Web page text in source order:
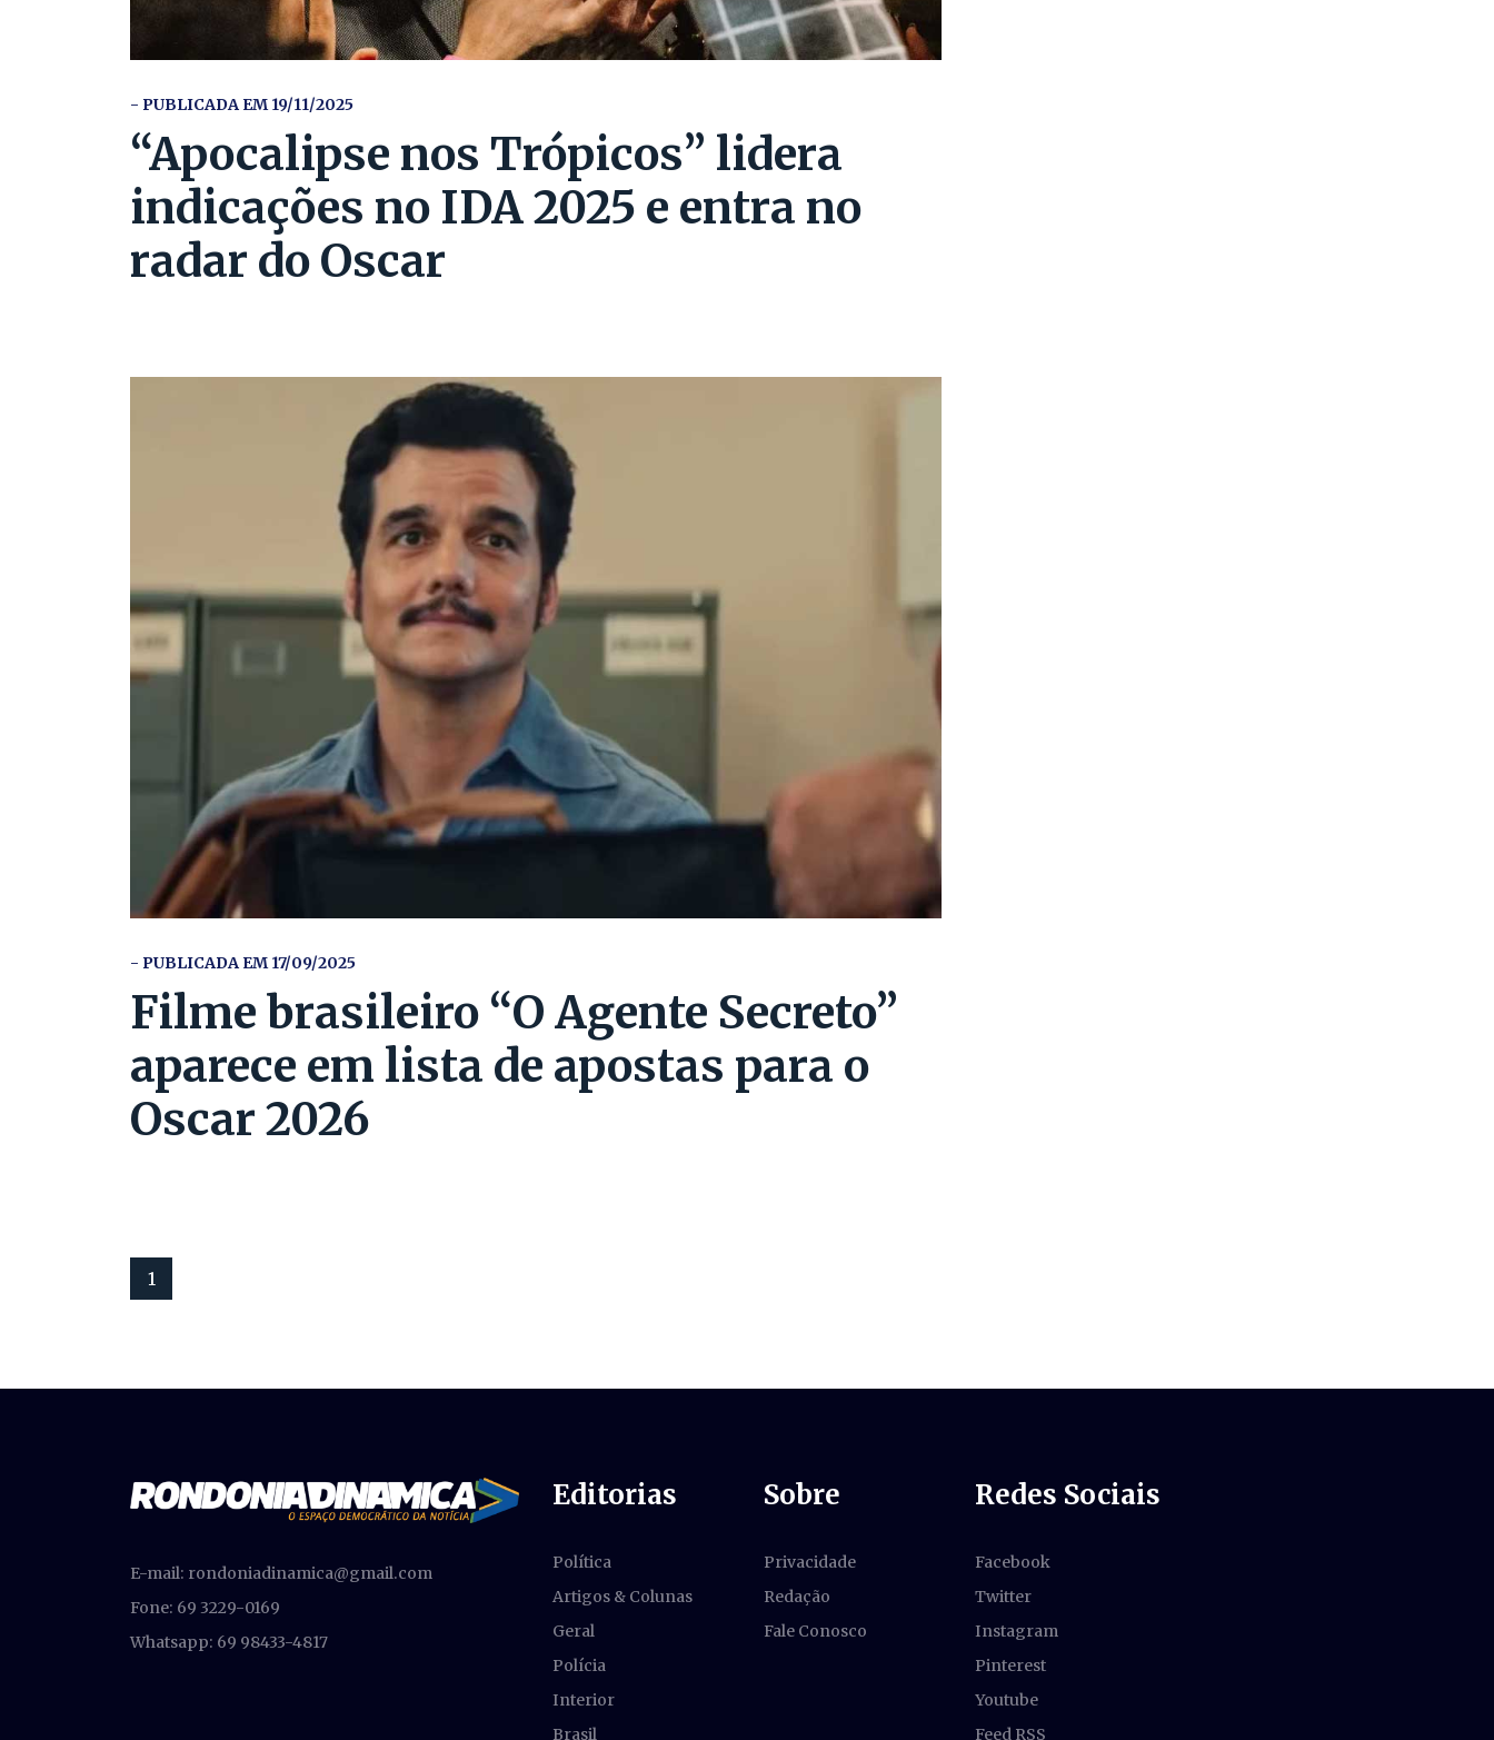
- PUBLICADA EM 19/11/2025
“Apocalipse nos Trópicos” lidera
indicações no IDA 2025 e entra no
radar do Oscar
- PUBLICADA EM 17/09/2025
Filme brasileiro “O Agente Secreto”
aparece em lista de apostas para o
Oscar 2026
1
E-mail: rondoniadinamica@gmail.com
Fone: 69 3229-0169
Whatsapp: 69 98433-4817
Editorias
Política
Artigos & Colunas
Geral
Polícia
Interior
Brasil
Sobre
Privacidade
Redação
Fale Conosco
Redes Sociais
Facebook
Twitter
Instagram
Pinterest
Youtube
Feed RSS